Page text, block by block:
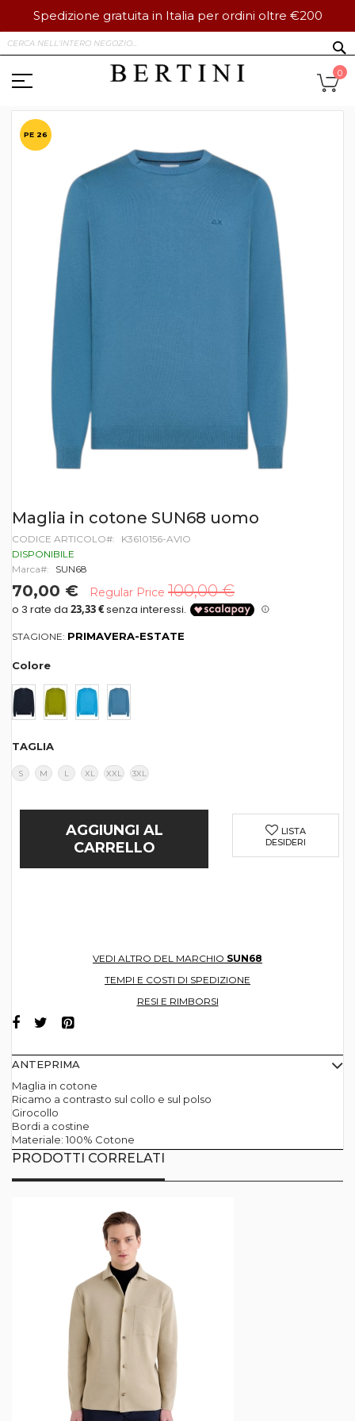
Spedizione gratuita in Italia per ordini oltre €200
al
contenuto
0
alla
fine
PE 26
Vai
all'inizio
della
galleria
di
Maglia in cotone SUN68 uomo
CODICE ARTICOLO
K3610156-AVIO
DISPONIBILE
Marca
SUN68
70,00 € Regular Price 100,00 €
STAGIONE: PRIMAVERA-ESTATE
Colore
TAGLIA
S M L XL XXL 3XL
AGGIUNGI AL
CARRELLO
LISTA
DESIDERI
VEDI ALTRO DEL MARCHIO SUN68
TEMPI E COSTI DI SPEDIZIONE
RESI E RIMBORSI
ANTEPRIMA
Maglia in cotone
Ricamo a contrasto sul collo e sul polso
Girocollo
Bordi a costine
Materiale: 100% Cotone
PRODOTTI CORRELATI